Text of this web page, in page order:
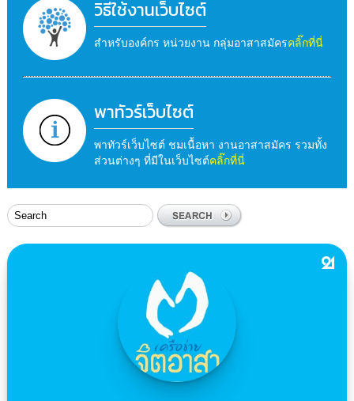
วิธีใช้งานเว็บไซต์
สำหรับองค์กร หน่วยงาน กลุ่มอาสาสมัครคลิ๊กที่นี่
พาทัวร์เว็บไซต์
พาทัวร์เว็บไซต์ ชมเนื้อหา งานอาสาสมัคร รวมทั้ง
ส่วนต่างๆ ที่มีในเว็บไซต์คลิ๊กที่นี่